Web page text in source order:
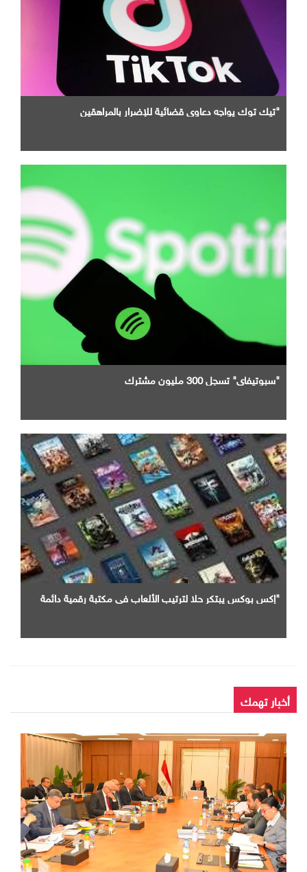
"تيك توك يواجه دعاوى قضائية للإضرار بالمراهقين
"سبوتيفاي" تسجل 300 مليون مشترك
"إكس بوكس يبتكر حلا لترتيب الألعاب في مكتبة رقمية دائمة
أخبار تهمك